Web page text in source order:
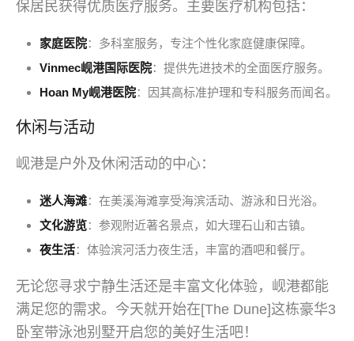
保居民获得优质医疗服务。主要医疗机构包括：
家庭医院：多科室服务，专注个性化家庭健康保障。
Vinmec岘港国际医院：提供先进技术的全面医疗服务。
Hoan My岘港医院：因其高标准护理和专科服务而闻名。
休闲与活动
岘港是户外及休闲活动的中心：
迷人海滩：在美溪海滩享受海滨活动、游泳和日光浴。
文化游览：参观附近著名景点，如大理石山和古镇。
夜生活：体验滨河活力夜生活，丰富的酒吧和餐厅。
无论您寻求宁静生活还是丰富文化体验，岘港都能
满足您的需求。今天就开始在[The Dune]这栋豪华3
卧室带泳池别墅开启您的美好生活吧！